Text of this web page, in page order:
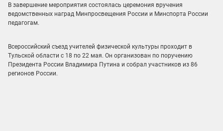
В завершение мероприятия состоялась церемония вручения
ведомственных наград Минпросвещения России и Минспорта России
педагогам.
Всероссийский съезд учителей физической культуры проходит в
Тульской области с 18 по 22 мая. Он организован по поручению
Президента России Владимира Путина и собрал участников из 86
регионов России.